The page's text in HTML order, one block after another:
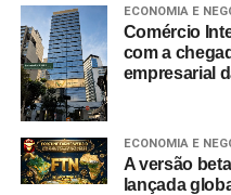
ECONOMIA E
Comércio
com a
empresarial
ECONOMIA E
A versão
lançada